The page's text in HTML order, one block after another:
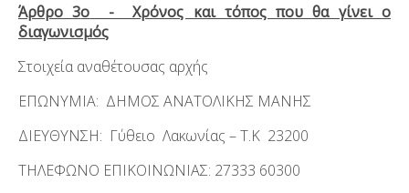
Άρθρο 3ο - Χρόνος και τόπος που θα γίνει ο
διαγωνισμός
Στοιχεία αναθέτουσας αρχής
ΕΠΩΝΥΜΙΑ: ΔΗΜΟΣ ΑΝΑΤΟΛΙΚΗΣ ΜΑΝΗΣ
ΔΙΕΥΘΥΝΣΗ: Γύθειο Λακωνίας – Τ.Κ 23200
ΤΗΛΕΦΩΝΟ ΕΠΙΚΟΙΝΩΝΙΑΣ: 27333 60300